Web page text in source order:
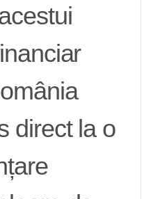
direct la o